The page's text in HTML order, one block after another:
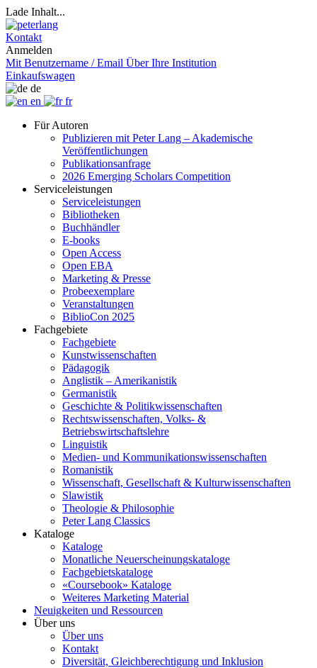
Lade Inhalt...
Kontakt
Anmelden
Mit Benutzername / Email Über Ihre Institution
Einkaufswagen
de
en
fr
Für Autoren
Publizieren mit Peter Lang – Akademische
Veröffentlichungen
Publikationsanfrage
2026 Emerging Scholars Competition
Serviceleistungen
Serviceleistungen
Bibliotheken
Buchhändler
E-books
Open Access
Open EBA
Marketing & Presse
Probeexemplare
Veranstaltungen
BiblioCon 2025
Fachgebiete
Fachgebiete
Kunstwissenschaften
Pädagogik
Anglistik – Amerikanistik
Germanistik
Geschichte & Politikwissenschaften
Rechtswissenschaften, Volks- &
Betriebswirtschaftslehre
Linguistik
Medien- und Kommunikationswissenschaften
Romanistik
Wissenschaft, Gesellschaft & Kulturwissenschaften
Slawistik
Theologie & Philosophie
Peter Lang Classics
Kataloge
Kataloge
Monatliche Neuerscheinungskataloge
Fachgebietskataloge
«Coursebook» Kataloge
Weiteres Marketing Material
Neuigkeiten und Ressourcen
Über uns
Über uns
Kontakt
Diversität, Gleichberechtigung und Inklusion